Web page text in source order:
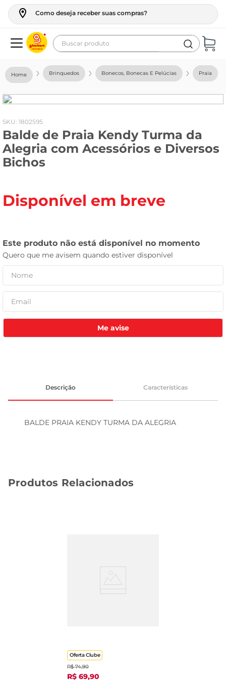
Como deseja receber suas compras?
Buscar produto
Brinquedos Bonecos, Bonecas E Pelúcias Praia
: 1802595
Balde de Praia Kendy Turma da
Alegria com Acessórios e Diversos
Bichos
Disponível em breve
Me avise
Descrição Características
BALDE PRAIA KENDY TURMA DA ALEGRIA
Produtos Relacionados
Oferta Clube
R$ 74,90
R$ 69,90
geladeira
fogao
café
cerveja
vinho
celular